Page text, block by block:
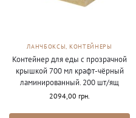
ЛАНЧБОКСЫ, КОНТЕЙНЕРЫ
Контейнер для еды с прозрачной
крышкой 700 мл крафт-чёрный
ламинированный. 200 шт/ящ
2094,00 грн.